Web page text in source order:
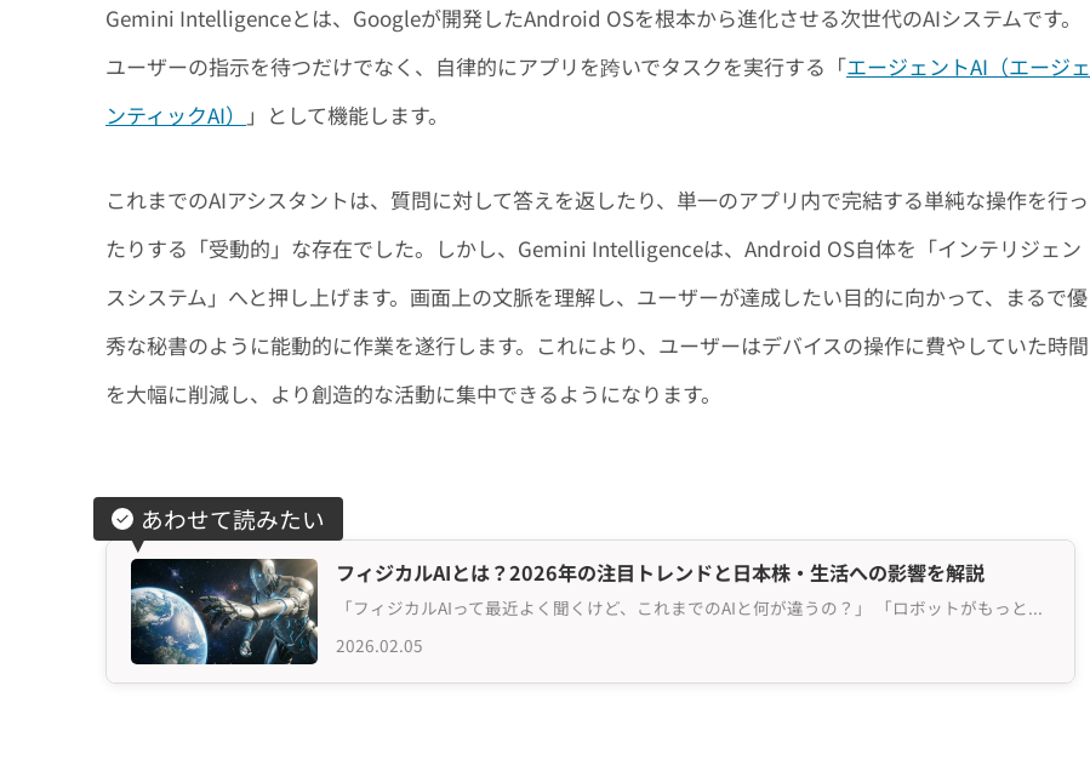
Gemini Intelligenceとは、Googleが開発したAndroid OSを根本から進化させる次世代のAIシステムです。
ユーザーの指示を待つだけでなく、自律的にアプリを跨いでタスクを実行する「エージェントAI（エージェ
ンティックAI） 」として機能します。
これまでのAIアシスタントは、質問に対して答えを返したり、単一のアプリ内で完結する単純な操作を行っ
たりする「受動的」な存在でした。しかし、Gemini Intelligenceは、Android OS自体を「インテリジェン
スシステム」へと押し上げます。画面上の文脈を理解し、ユーザーが達成したい目的に向かって、まるで優
秀な秘書のように能動的に作業を遂行します。これにより、ユーザーはデバイスの操作に費やしていた時間
を大幅に削減し、より創造的な活動に集中できるようになります。
あわせて読みたい
フィジカルAIとは？2026年の注目トレンドと日本株・生活への影響を解説
「フィジカルAIって最近よく聞くけど、これまでのAIと何が違うの？」 「ロボットがもっと身近になるっ...
2026.02.05